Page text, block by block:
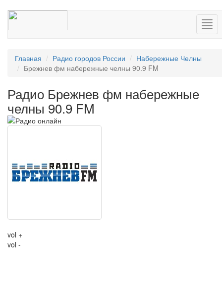
Главная Радио городов России
Набережные Челны
Брежнев фм набережные челны 90.9 FM
Радио Брежнев фм набережные
челны 90.9 FM
vol +
vol -